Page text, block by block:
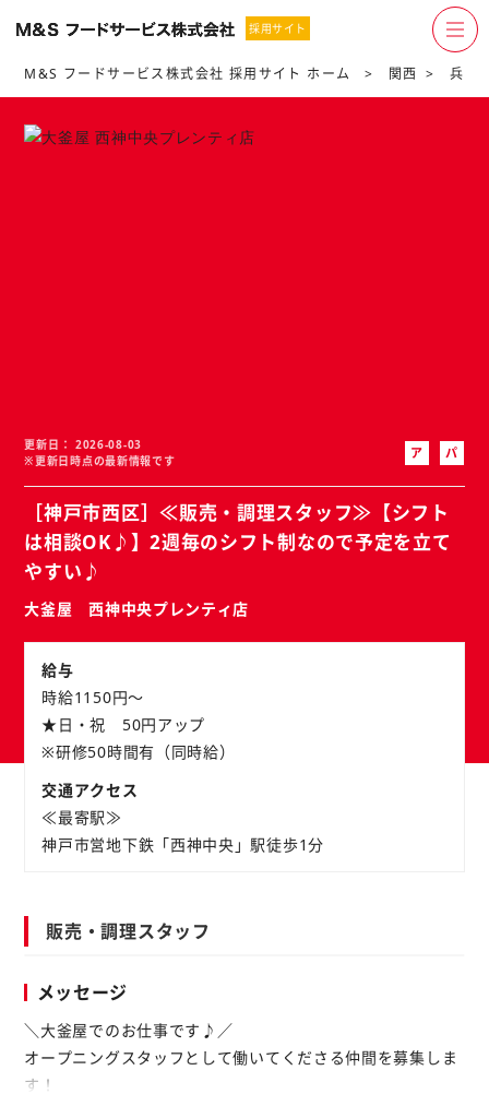
その他ブランド
採用サイト
M&S フードサービス株式会社 採用サイト ホーム 関西 兵庫
更新日
2026-08-03
※更新日時点の最新情報です
ア
イ
ト
パ
［神戸市西区］≪販売・調理スタッフ≫【シフト
は相談OK♪】2週毎のシフト制なので予定を立て
やすい♪
大釜屋 西神中央プレンティ店
給与
時給1150円～
★日・祝 50円アップ
※研修50時間有（同時給）
交通アクセス
≪最寄駅≫
神戸市営地下鉄「西神中央」駅徒歩1分
販売・調理スタッフ
メッセージ
＼大釜屋でのお仕事です♪／
オープニングスタッフとして働いてくださる仲間を募集しま
す！